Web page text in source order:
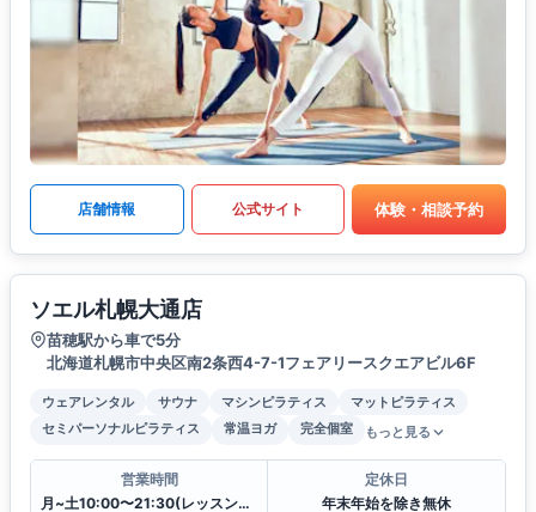
店舗情報 公式サイト 体験・相談予約
ソエル札幌大通店
苗穂駅から車で5分
北海道札幌市中央区南2条西4-7-1フェアリースクエアビル6F
ウェアレンタル サウナ マシンピラティス
マットピラティス
セミパーソナルピラティス
常温ヨガ 完全個室 もっと見る
営業時間
月~土10:00〜21:30(レッスンは21:00まで),日祝10:30〜20:30(レッスンは20:00まで)
定休日
年末年始を除き無休